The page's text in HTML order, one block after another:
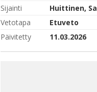
Sijainti
Huittinen,
Vetotapa
Etuveto
Päivitetty
11.03.2026